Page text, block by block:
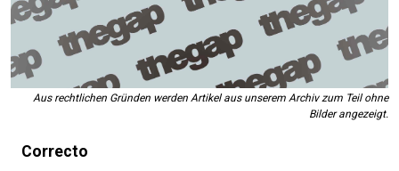
Aus rechtlichen Gründen werden Artikel aus unserem Archiv zum Teil ohne
Bilder angezeigt.
Correcto